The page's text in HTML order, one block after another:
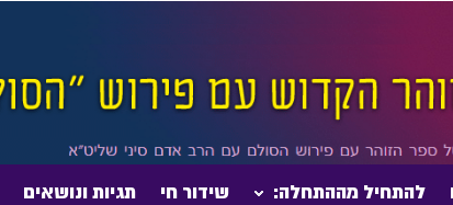
להתחיל מההתחלה: שידור חי תגיות ונושאים